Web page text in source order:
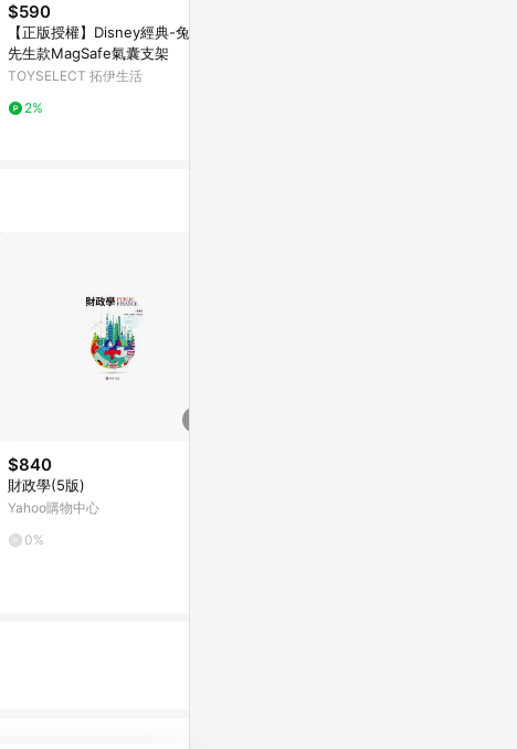
$590
【正版授權】Disney經典-兔子
先生款MagSafe氣囊支架
TOYSELECT 拓伊生活
2%
$840
財政學(5版)
Yahoo購物中心
0%